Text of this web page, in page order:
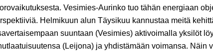
Vesimies-Aurinko tuo tähän energiaan
Helmikuun alun Täysikuu kannustaa meitä
suuntaan (Vesimies) aktivoimalla yksilöt
(Leijona) ja yhdistämään voimansa. Näin